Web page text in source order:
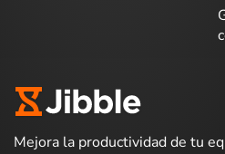
Mejora la productividad de tu